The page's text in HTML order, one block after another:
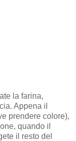
la farina,
Appena il
prendere colore),
quando il
il resto del